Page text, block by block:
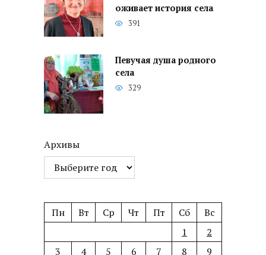
оживает история села
391
Певучая душа родного
села
329
Архивы
Пн Вт Ср Чт Пт Сб
Вс
1
2
3
4 5 6 7 8
9